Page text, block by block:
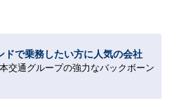
ドで乗務したい方に人気の会社
交通グループの強力なバックボーン